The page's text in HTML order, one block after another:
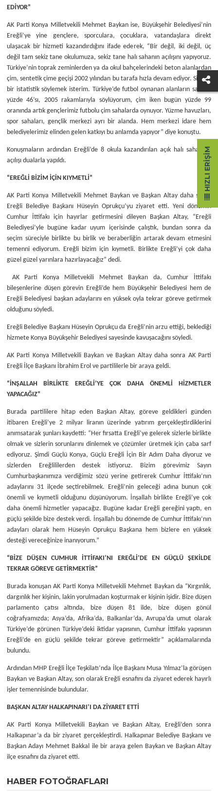
EDİYOR”
AK Parti Konya Milletvekili Mehmet Baykan ise, Büyükşehir Belediyesi’nin
Ereğli’ye yine gençlere, sporculara, çocuklara, vatandaşlara direkt
ulaşacak bir hizmeti kazandırdığını ifade ederek, “Bir değil, iki değil, üç
değil tam sekiz tane okulumuza, sekiz tane halı sahanın açılışını yapıyoruz.
Türkiye’nin toprak zeminlerden ya da okul bahçelerindeki beton alanlardan
çim, sentetik çime geçişi 2002 yılından bu tarafa hızla devam ediyor. Sizlere
bir istatistik söylemek isterim. Türkiye’de futbol oynanan alanların sadece
yüzde 46’sı, 2005 rakamlarıyla söylüyorum, çim iken bugün yüzde 99
oranında artık gençlerimiz futbolu çim sahalarda oynuyor. Yüzme havuzları,
spor sahaları, gençlik merkezi ayrı bir alanda. Hem merkezi idare hem
belediyelerimiz elinden gelen katkıyı bu anlamda yapıyor” diye konuştu.
Konuşmaların ardından Ereğli’de 8 okula kazandırılan açık halı sahaların
açılışı dualarla yapıldı.
“EREĞLİ BİZİM İÇİN KIYMETLİ”
AK Parti Konya Milletvekili Mehmet Baykan ve Başkan Altay daha sonra
Ereğli Belediye Başkanı Hüseyin Oprukçu’yu ziyaret etti. Yeni dönemin
Cumhur İttifakı için hayırlar getirmesini dileyen Başkan Altay, “Ereğli
Belediyesi’yle bugüne kadar uyum içerisinde çalıştık, bundan sonra da
seçim süreciyle birlikte bu birlik ve beraberliğin artarak devam etmesini
temenni ediyorum. Ereğli bizim için kıymetli. Birlikte Ereğli’yi çok daha
güzel güzel yarınlara hazırlayacağız” dedi.
AK Parti Konya Milletvekili Mehmet Baykan da, Cumhur İttifakı
bileşenlerine düşen görevin Ereğli’de hem Büyükşehir Belediyesi hem de
Ereğli Belediyesi başkan adaylarını en yüksek oyla tekrar göreve getirmek
olduğunu söyledi.
Ereğli Belediye Başkanı Hüseyin Oprukçu da Ereğli’nin arzu ettiği, beklediği
hizmete Konya Büyükşehir Belediyesi sayesinde kavuşacağını söyledi.
AK Parti Konya Milletvekili Baykan ve Başkan Altay daha sonra AK Parti
Ereğli İlçe Başkanı İbrahim Erol ve partililerle bir araya geldi.
“İNŞALLAH BİRLİKTE EREĞLİ’YE ÇOK DAHA ÖNEMLİ HİZMETLER
YAPACAĞIZ”
Burada partililere hitap eden Başkan Altay, göreve geldikleri günden
itibaren Ereğli’ye 2 milyar liranın üzerinde yatırım gerçekleştirdiklerini
anımsatarak şunları kaydetti: “Her fırsatta Ereğli’ye gelerek sizlerle birlikte
olmak ve sizlerin sorunlarını dinlemek ve çözümler üretmek için çaba sarf
ediyoruz. Şimdi Güçlü Konya, Güçlü Ereğli İçin Bir Adım Daha diyoruz ve
sizlerden Ereğlililerden destek istiyoruz. Bizim görevimiz Sayın
Cumhurbaşkanımıza verdiğimiz sözü yerine getirerek Cumhur İttifakı’nın
adaylarını 31 ilçede seçtirebilmek. Ereğli’nin geleceği adına bunun çok
önemli ve kıymetli olduğunu düşünüyorum. İnşallah birlikte Ereğli’ye çok
daha önemli hizmetler yapacağız. Bugüne kadar Ereğli gereğini yaptı, en
güçlü şekilde bize destek verdi. İnşallah bu dönemde de Cumhur İttifakı’nın
adayları olarak hem Hüseyin Oprukçu Başkana hem bizlere en yüksek
desteği vereceğinize inanıyorum.”
“BİZE DÜŞEN CUMHUR İTTİFAKI’NI EREĞLİ’DE EN GÜÇLÜ ŞEKİLDE
TEKRAR GÖREVE GETİRMEKTİR”
Burada konuşan AK Parti Konya Milletvekili Mehmet Baykan da “Kırgınlık,
dargınlık her kişinin, lakin yorulmadan koşturmak er kişinin işidir. Bize düşen
parlamento çatısı altında, bize düşen 81 ilde, bize düşen gönül
coğrafyamızda; Asya’da, Afrika’da, Balkanlar’da, Avrupa’da umut olarak
Türkiye’de görünen Türkiye’deki iktidar yapısının, Cumhur İttifakı yapısının
Ereğli’de en güçlü şekilde tekrar göreve getirmektir” açıklamalarında
bulundu.
Ardından MHP Ereğli İlçe Teşkilatı’nda İlçe Başkanı Musa Yılmaz’la görüşen
Baykan ve Başkan Altay, son olarak Ereğli esnafını da ziyaret ederek hayırlı
işler temennisinde bulundular.
BAŞKAN ALTAY HALKAPINARI’I DA ZİYARET ETTİ
AK Parti Konya Milletvekili Baykan ve Başkan Altay, Ereğli’den sonra
Halkapınar’a da bir ziyaret gerçekleştirdi. Halkapınar Belediye Başkanı ve
Başkan Adayı Mehmet Bakkal ile bir araya gelen Baykan ve Başkan Altay
ilçe esnafını da ziyaret etti.
HABER FOTOĞRAFLARI
HIZLI ERIŞIM